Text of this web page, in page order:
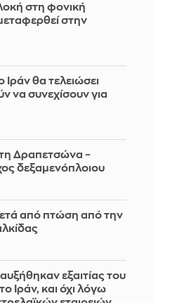
στη φονική
στην
θα τελειώσει
να συνεχίσουν για
Δραπετσώνα –
δεξαμενόπλοιου
από πτώση από την
εξαιτίας του
Ιράν, και όχι λόγω